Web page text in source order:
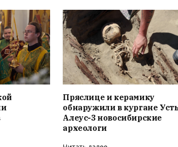
Пряслице и керамику
обнаружили в кургане
Алеус-3 новосибирские
археологи